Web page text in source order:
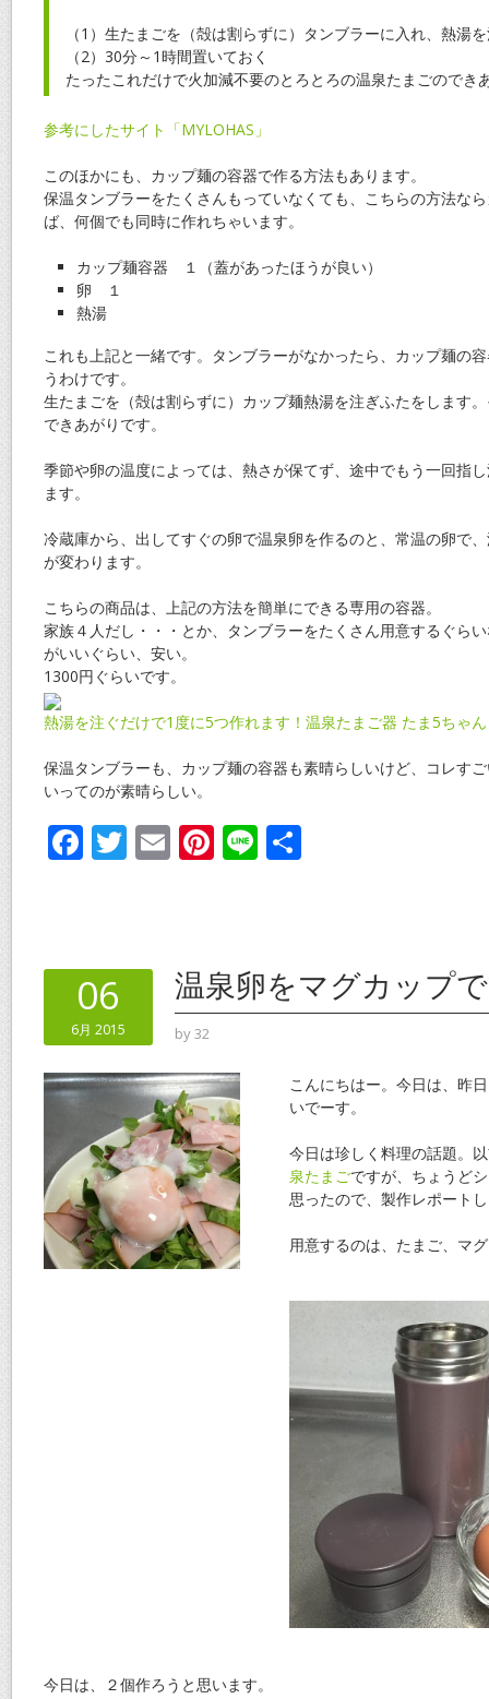
（1）生たまごを（殻は割らずに）タンブラーに入れ、熱湯
（2）30分～1時間置いておく
たったこれだけで火加減不要のとろとろの温泉たまごのでき
参考にしたサイト「MYLOHAS」
このほかにも、カップ麺の容器で作る方法もあります。
保温タンブラーをたくさんもっていなくても、こちらの方法な
ば、何個でも同時に作れちゃいます。
カップ麺容器 １（蓋があったほうが良い）
卵 １
熱湯
これも上記と一緒です。タンブラーがなかったら、カップ麺の
うわけです。
生たまごを（殻は割らずに）カップ麺熱湯を注ぎふたをします
できあがりです。
季節や卵の温度によっては、熱さが保てず、途中でもう一回指
ます。
冷蔵庫から、出してすぐの卵で温泉卵を作るのと、常温の卵で
が変わります。
こちらの商品は、上記の方法を簡単にできる専用の容器。
家族４人だし・・・とか、タンブラーをたくさん用意するぐら
がいいぐらい、安い。
1300円ぐらいです。
熱湯を注ぐだけで1度に5つ作れます！温泉たまご器 たま5ちゃん
保温タンブラーも、カップ麺の容器も素晴らしいけど、コレす
いってのが素晴らしい。
F
o
o
k
T E Pi
st
Li
06
6月 2015
温泉卵をマグカップ
by32
こんにちはー。今日は、昨
いでーす。
今日は珍しく料理の話題。
泉たまごですが、ちょうど
思ったので、製作レポート
用意するのは、たまご、マ
今日は、２個作ろうと思います。